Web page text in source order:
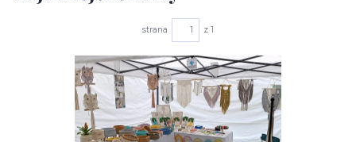
strana z 1